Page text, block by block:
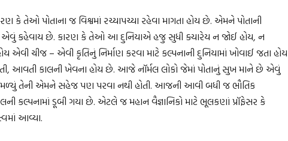
કે તેઓ પોતાના જ વિશ્વમાં રચ્યાપચ્યા રહેવા માગતા હોય છે. એમને પોતાની
કહેવાય છે. કારણ કે તેઓ આ દુનિયાએ હજુ સુધી ક્યારેય ન જોઈ હોય, ન
એવી ચીજ – એવી કૃતિનું નિર્માણ કરવા માટે કલ્પનાની દુનિયામાં ખોવાઈ જતા હોય
આવતી કાલની ખેવના હોય છે. આજે નૉર્મલ લોકો જેમાં પોતાનું સુખ માને છે એવું
તેની એમને સહેજ પણ પરવા નથી હોતી. આજની આવી બધી જ ભૌતિક
ડૂબી ગયા છે. એટલે જ મહાન વૈજ્ઞાનિકો માટે ભૂલકણાં પ્રૉફેસર કે
આવ્યા.